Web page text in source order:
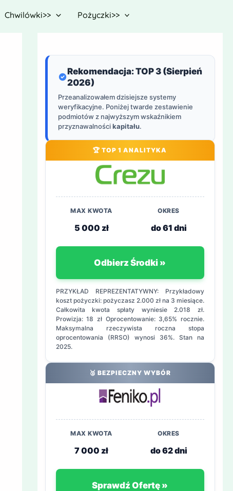
Chwilówki>>
Pożyczki>>
Rekomendacja: TOP 3 (Sierpień
2026)
Przeanalizowałem dzisiejsze systemy
weryfikacyjne. Poniżej twarde zestawienie
podmiotów z najwyższym wskaźnikiem
przyznawalnościkapitału.
🏆 TOP 1 ANALITYKA
MAX KWOTA
5 000 zł
OKRES
do 61 dni
Odbierz Środki »
PRZYKŁAD REPREZENTATYWNY: Przykładowy
koszt pożyczki: pożyczasz 2.000 zł na 3 miesiące.
Całkowita kwota spłaty wyniesie 2.018 zł.
Prowizja: 18 zł Oprocentowanie: 3,65% rocznie.
Maksymalna rzeczywista roczna stopa
oprocentowania (RRSO) wynosi 36%. Stan na
2025.
🥈 BEZPIECZNY WYBÓR
MAX KWOTA
7 000 zł
OKRES
do 62 dni
Sprawdź Ofertę »